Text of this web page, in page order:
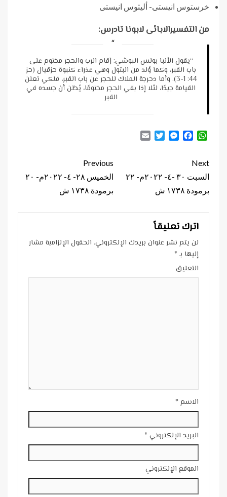
خرستوس انيستى- أليثوس انيستى
من التفسيرالابائى لابونا تادرس:
“يقول الأنبا بولس البوشي: [قام الرب والحجر مختوم على
باب القبر، وكما وُلد من البتول وهي عذراء كنبوة حزقيال (حز
44: 1-3). وأما دحرجة الملاك للحجر عن باب القبر، فلكي تعلن
القيامة جيدًا، لئلا إذا بقي الحجر مختومًا، يُظن أن جسده في
القبر
WhatsApp
Facebook
Messenger
Twitter
Continue
Reading
Previous
الخميس ٢٨- ٤- ٢٠٢٢م- ٢٠
برمودة ١٧٣٨ ش
Next
السبت ٣٠ -٤- ٢٠٢٢م- ٢٢
برمودة ١٧٣٨ ش
اترك تعليقاً
لن يتم نشر عنوان بريدك الإلكتروني. الحقول الإلزامية مشار
إليها بـ*
التعليق
الاسم *
البريد الإلكتروني *
الموقع الإلكتروني